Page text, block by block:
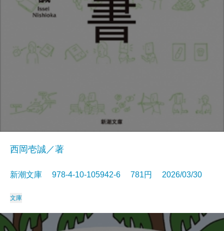
西岡壱誠／著
新潮文庫 978-4-10-105942-6 781円 2026/03/30
文庫